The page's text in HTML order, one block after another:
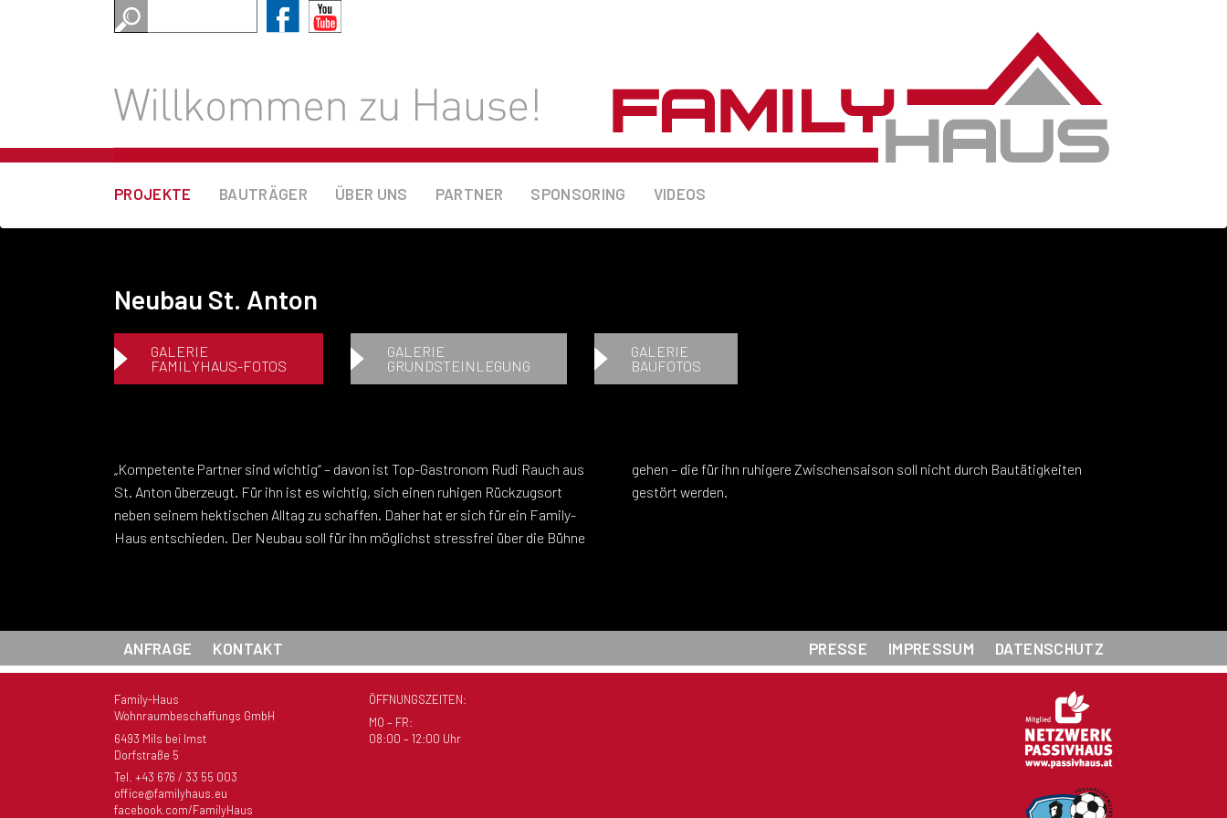
PROJEKTE BAUTRÄGER ÜBER UNS PARTNER SPONSORING VIDEOS
Neubau St. Anton
GALERIE
FAMILYHAUS-FOTOS
GALERIE
GRUNDSTEINLEGUNG
GALERIE
BAUFOTOS
„Kompetente Partner sind wichtig“ – davon ist Top-Gastronom Rudi Rauch aus
St. Anton überzeugt. Für ihn ist es wichtig, sich einen ruhigen Rückzugsort
neben seinem hektischen Alltag zu schaffen. Daher hat er sich für ein Family-
Haus entschieden. Der Neubau soll für ihn möglichst stressfrei über die Bühne
gehen – die für ihn ruhigere Zwischensaison soll nicht durch Bautätigkeiten
gestört werden.
ANFRAGE KONTAKT PRESSE IMPRESSUM DATENSCHUTZ
Family-Haus
Wohnraumbeschaffungs GmbH
6493 Mils bei Imst
Dorfstraße 5
Tel. +43 676 / 33 55 003
office@familyhaus.eu
facebook.com/FamilyHaus
ÖFFNUNGSZEITEN:
MO – FR:
08:00 – 12:00 Uhr